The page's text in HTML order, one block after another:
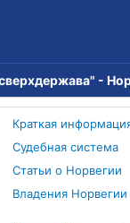
-
Краткая
Судебная система
Статьи о Норвегии
Владения Норвегии